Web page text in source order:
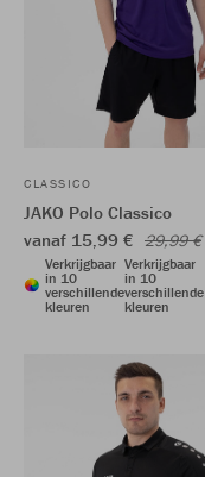
CLASSICO
JAKO Polo Classico
vanaf 15,99 € 29,99 €
Verkrijgbaar
in 10
verschillende
kleuren
Verkrijgbaar
in 10
verschillende
kleuren